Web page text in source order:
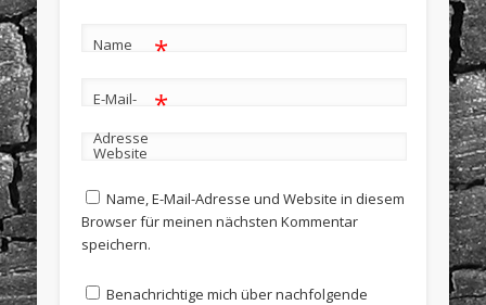
Name *
E-Mail-
Adresse
*
Website
Name, E-Mail-Adresse und Website in diesem
Browser für meinen nächsten Kommentar
speichern.
Benachrichtige mich über nachfolgende